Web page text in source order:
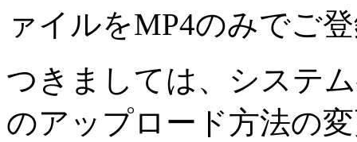
ァイルをMP4のみでご
つきましては、システ
のアップロード方法の